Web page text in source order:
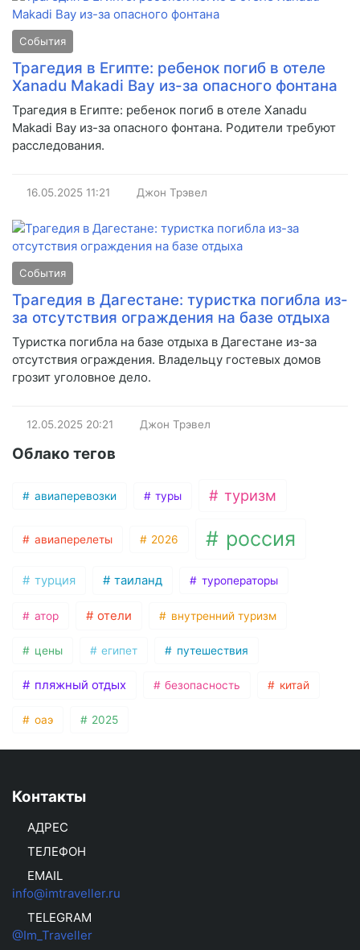
События
Трагедия в Египте: ребенок погиб в отеле
Xanadu Makadi Bay из-за опасного фонтана
Трагедия в Египте: ребенок погиб в отеле Xanadu
Makadi Bay из-за опасного фонтана. Родители требуют
расследования.
16.05.2025 11:21 Джон Трэвел
События
Трагедия в Дагестане: туристка погибла из-
за отсутствия ограждения на базе отдыха
Туристка погибла на базе отдыха в Дагестане из-за
отсутствия ограждения. Владельцу гостевых домов
грозит уголовное дело.
12.05.2025 20:21 Джон Трэвел
Облако тегов
авиаперевозки туры туризм
авиаперелеты 2026 россия
турция таиланд туроператоры
атор отели внутренний туризм
цены египет путешествия
пляжный отдых безопасность китай
оаэ 2025
Контакты
АДРЕС
ТЕЛЕФОН
EMAIL
info@imtraveller.ru
TELEGRAM
@Im_Traveller